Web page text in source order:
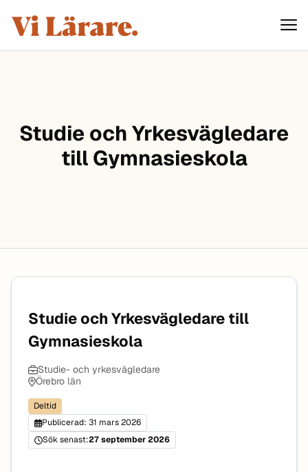
Hoppa till innehåll
ViLärare
Studie och Yrkesvägledare
till Gymnasieskola
Studie och Yrkesvägledare till
Gymnasieskola
Studie- och yrkesvägledare
Örebro län
Deltid
Publicerad: 31 mars 2026
Sök senast:27 september 2026